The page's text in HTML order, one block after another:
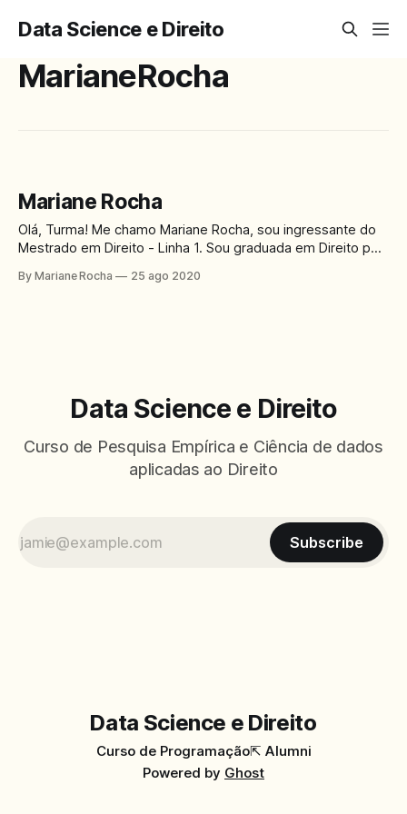
Data Science e Direito
MarianeRocha
Mariane Rocha
Olá, Turma! Me chamo Mariane Rocha, sou ingressante do
Mestrado em Direito - Linha 1. Sou graduada em Direito pela
na Universidade do Porto. Meu projeto de pesquisa é
By Mariane Rocha 25 ago 2020
Data Science e Direito
Curso de Pesquisa Empírica e Ciência de dados
aplicadas ao Direito
Subscribe
Data Science e Direito
Curso de Programação⇱ Alumni
Powered by Ghost